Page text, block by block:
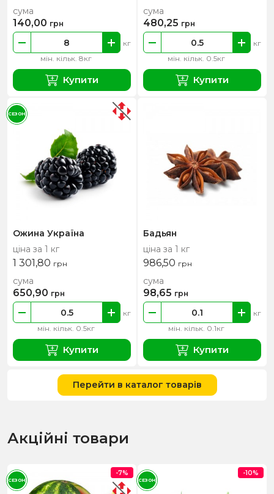
мін. кільк. 8кг
кг
сума
140,00 грн
Купити
мін. кільк. 0.5кг
кг
сума
480,25 грн
Купити
Ожина Україна
ціна за 1 кг
1 301,80 грн
мін. кільк. 0.5кг
кг
сума
650,90 грн
Купити
СЕЗОН
Бадьян
ціна за 1 кг
986,50 грн
мін. кільк. 0.1кг
кг
сума
98,65 грн
Купити
Перейти в каталог товарів
Акційні товари
-7%
СЕЗОН
-10%
СЕЗОН